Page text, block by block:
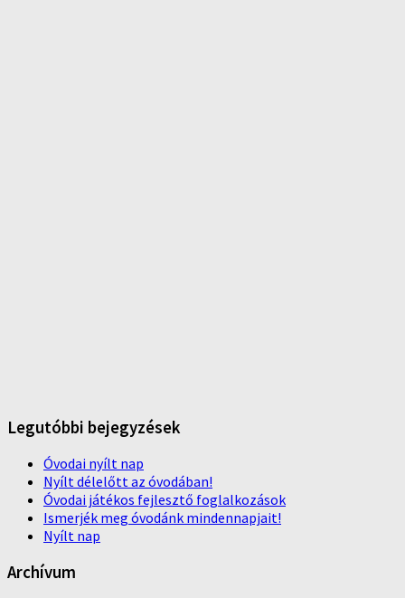
Legutóbbi bejegyzések
Óvodai nyílt nap
Nyílt délelőtt az óvodában!
Óvodai játékos fejlesztő foglalkozások
Ismerjék meg óvodánk mindennapjait!
Nyílt nap
Archívum